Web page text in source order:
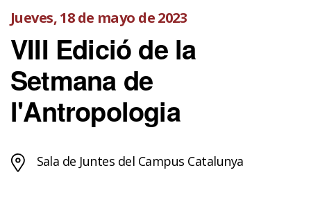
Jueves, 18 de mayo de 2023
VIII Edició de la
Setmana de
l'Antropologia
Sala de Juntes del Campus Catalunya